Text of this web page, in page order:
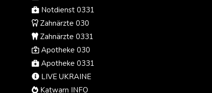
Angriffen.Notdienst 0331
Zahnärzte 030
Zahnärzte 0331
Apotheke 030
Apotheke 0331
LIVE UKRAINE
Katwarn INFO